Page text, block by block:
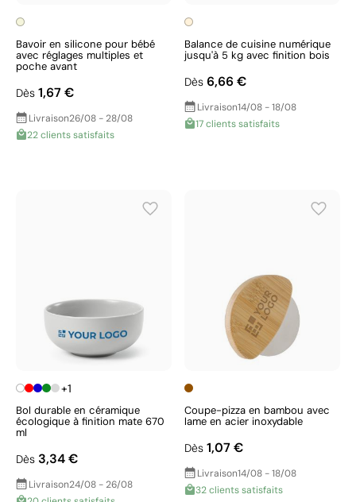
Bavoir en silicone pour bébé
avec réglages multiples et
poche avant
Dès 1,67 €
Livraison26/08 - 28/08
22 clients satisfaits
Balance de cuisine numérique
jusqu'à 5 kg avec finition bois
Dès 6,66 €
Livraison14/08 - 18/08
17 clients satisfaits
+1
Bol durable en céramique
écologique à finition mate 670
ml
Dès 3,34 €
Livraison24/08 - 26/08
Coupe-pizza en bambou avec
lame en acier inoxydable
Dès 1,07 €
Livraison14/08 - 18/08
32 clients satisfaits